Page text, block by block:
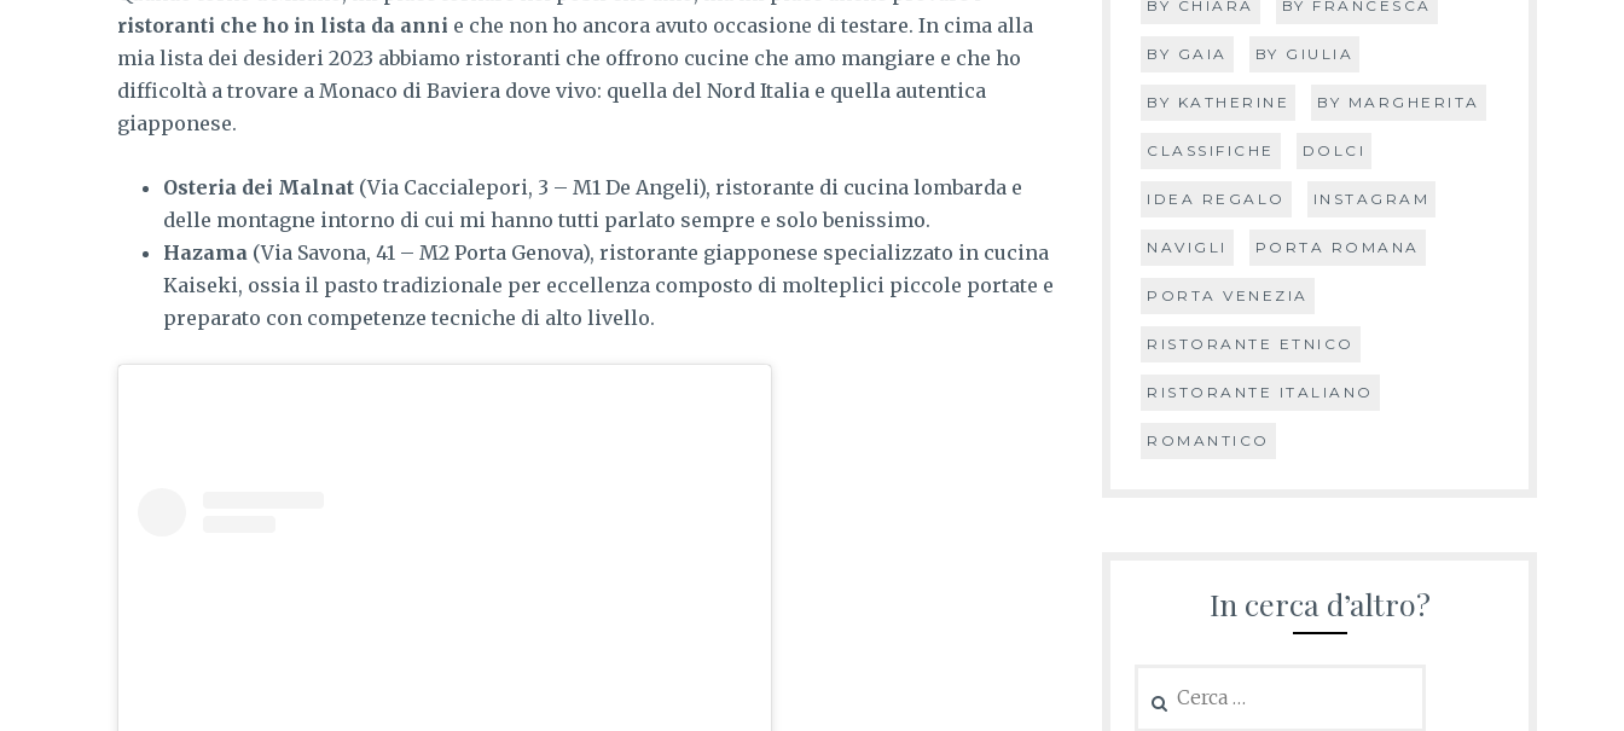
ristoranti che ho in lista da anni e che non ho ancora avuto occasione di testare. In cima alla
mia lista dei desideri 2023 abbiamo ristoranti che offrono cucine che amo mangiare e che ho
difficoltà a trovare a Monaco di Baviera dove vivo: quella del Nord Italia e quella autentica
giapponese.
Osteria dei Malnat (Via Caccialepori, 3 – M1 De Angeli), ristorante di cucina lombarda e
delle montagne intorno di cui mi hanno tutti parlato sempre e solo benissimo.
Hazama (Via Savona, 41 – M2 Porta Genova), ristorante giapponese specializzato in cucina
Kaiseki, ossia il pasto tradizionale per eccellenza composto di molteplici piccole portate e
preparato con competenze tecniche di alto livello.
BY CHIARA BY FRANCESCA
BY GAIA BY GIULIA
BY KATHERINE BY MARGHERITA
CLASSIFICHE DOLCI
IDEA REGALO INSTAGRAM
NAVIGLI PORTA ROMANA
PORTA VENEZIA
RISTORANTE ETNICO
RISTORANTE ITALIANO
ROMANTICO
In cerca d’altro?
per: